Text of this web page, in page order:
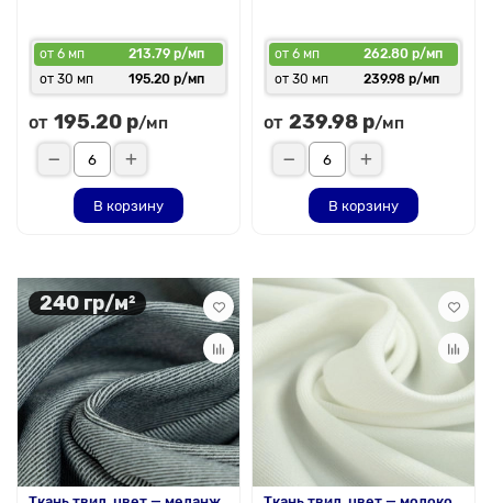
от 6 мп
213.79 р/мп
от 30 мп
195.20 р/мп
от 195.20 р/мп
В корзину
от 6 мп
262.80 р/мп
от 30 мп
239.98 р/мп
от 239.98 р/мп
В корзину
240 гр/м²